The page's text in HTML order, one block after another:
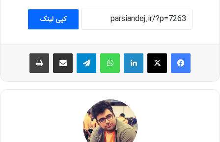
کپی لینک
فیس بوک X لینکدین واتس آپ تلگرام اشتراک گذاری از طریق ایمیل چاپ